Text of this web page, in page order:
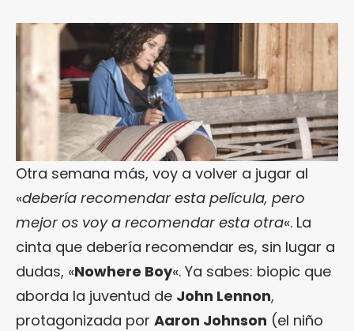
Otra semana más, voy a volver a jugar al
«debería recomendar esta película, pero
mejor os voy a recomendar esta otra«. La
cinta que debería recomendar es, sin lugar a
dudas, «Nowhere Boy«. Ya sabes: biopic que
aborda la juventud de John Lennon,
protagonizada por Aaron Johnson (el niño